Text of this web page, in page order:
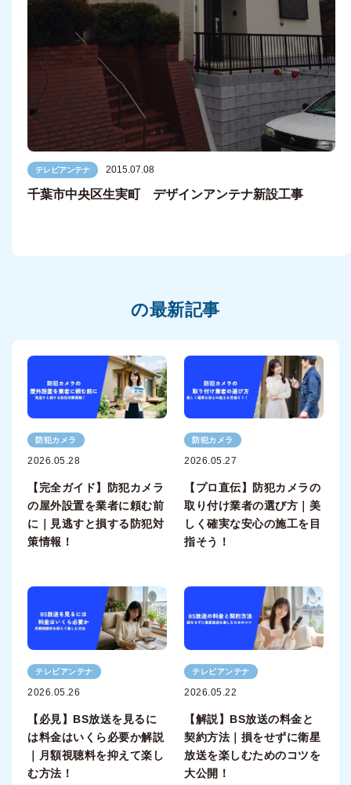
テレビアンテナ 2015.07.08
千葉市中央区生実町 デザインアンテナ新設工事
の最新記事
防犯カメラ
2026.05.28
【完全ガイド】防犯カメラ
の屋外設置を業者に頼む前
に｜見逃すと損する防犯対
策情報！
防犯カメラ
2026.05.27
【プロ直伝】防犯カメラの
取り付け業者の選び方｜美
しく確実な安心の施工を目
指そう！
テレビアンテナ
2026.05.26
【必見】BS放送を見るに
は料金はいくら必要か解説
｜月額視聴料を抑えて楽し
む方法！
テレビアンテナ
2026.05.22
【解説】BS放送の料金と
契約方法｜損をせずに衛星
放送を楽しむためのコツを
大公開！